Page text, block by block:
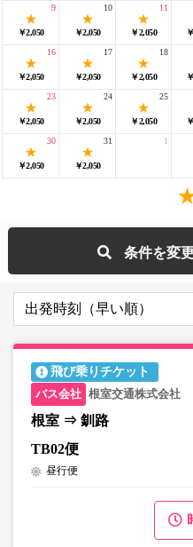
￥2,050
9
￥2,050
10
￥2,050
11
￥2,050
16
￥2,050
17
￥2,050
18
￥2,050
23
￥2,050
24
￥2,050
25
￥2,050
30
￥2,050
31 1
条件を変
飛び乗りチケット
根室交通株式会社
根室 ⇒ 釧路
TB02便
昼行便